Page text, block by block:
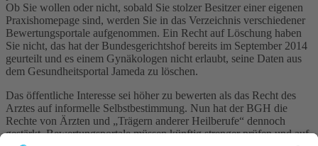
Ob Sie wollen oder nicht, sobald Sie stolzer Besitzer einer eigenen
Praxishomepage sind, werden Sie in das Verzeichnis verschiedener
Bewertungsportale aufgenommen. Ein Recht auf Löschung haben
Sie nicht, das hat der Bundesgerichtshof bereits im September 2014
geurteilt und es einem Gynäkologen nicht erlaubt, seine Daten aus
dem Gesundheitsportal Jameda zu löschen.
Das öffentliche Interesse sei höher zu bewerten als das Recht des
Arztes auf informelle Selbstbestimmung. Nun hat der BGH die
Rechte von Ärzten und „Trägern anderer Heilberufe“ dennoch
gestärkt. Bewertungsportale müssen künftig strenger prüfen und auf